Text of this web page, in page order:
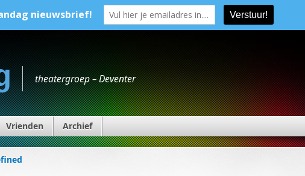
theatergroep – Deventer
Vrienden Archief